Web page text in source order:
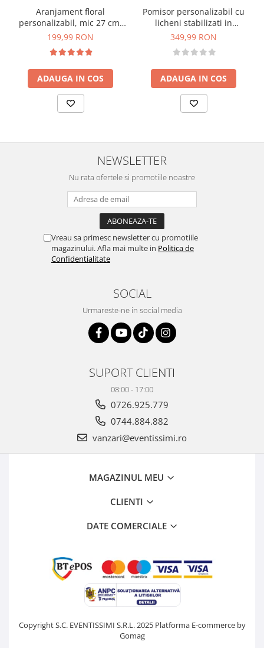
Aranjament floral
personalizabil, mic 27 cm,
tip copacel / pomisor cu
plante naturale criogenate
si uscate in vas ceramic
(Multicolor)
199,99 RON
ADAUGA IN COS
Pomisor personalizabil cu
licheni stabilizati in
jardiniera (Multicolor)
349,99 RON
ADAUGA IN COS
NEWSLETTER
Nu rata ofertele si promotiile noastre
Vreau sa primesc newsletter cu promotiile
magazinului. Afla mai multe in Politica de
Confidentialitate
SOCIAL
Urmareste-ne in social media
SUPORT CLIENTI
08:00 - 17:00
0726.925.779
0744.884.882
vanzari@eventissimi.ro
MAGAZINUL MEU
CLIENTI
DATE COMERCIALE
Copyright S.C. EVENTISSIMI S.R.L. 2025 Platforma E-commerce by
Gomag